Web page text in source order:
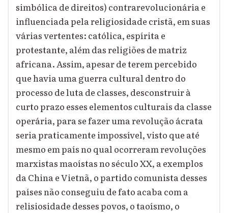
simbólica de direitos) contrarevolucionária e
influenciada pela religiosidade cristã, em suas
várias vertentes: católica, espírita e
protestante, além das religiões de matriz
africana. Assim, apesar de terem percebido
que havia uma guerra cultural dentro do
processo de luta de classes, desconstruir à
curto prazo esses elementos culturais da classe
operária, para se fazer uma revolução ácrata
seria praticamente impossível, visto que até
mesmo em país no qual ocorreram revoluções
marxistas maoístas no século XX, a exemplos
da China e Vietnã, o partido comunista desses
países não conseguiu de fato acaba com a
relisiosidade desses povos, o taoísmo, o